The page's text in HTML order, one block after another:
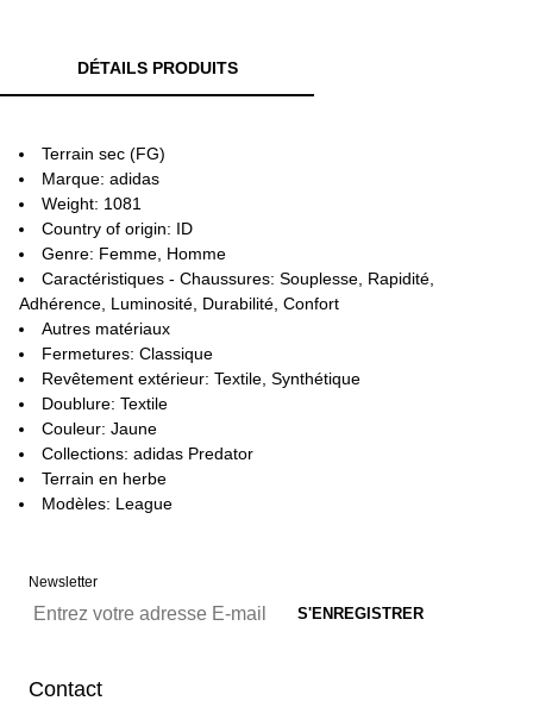
DÉTAILS PRODUITS
Terrain sec (FG)
Marque: adidas
Weight: 1081
Country of origin: ID
Genre: Femme, Homme
Caractéristiques - Chaussures: Souplesse, Rapidité,
Adhérence, Luminosité, Durabilité, Confort
Autres matériaux
Fermetures: Classique
Revêtement extérieur: Textile, Synthétique
Doublure: Textile
Couleur: Jaune
Collections: adidas Predator
Terrain en herbe
Modèles: League
Newsletter
Contact